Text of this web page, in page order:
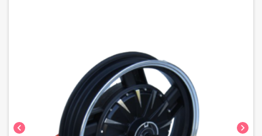
chevron_left chevron_right